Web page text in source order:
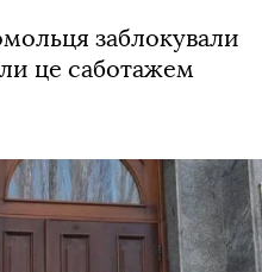
заблокували
це саботажем